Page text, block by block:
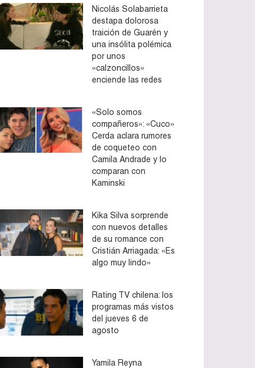
Nicolás Solabarrieta
destapa dolorosa
traición de Guarén y
una insólita polémica
por unos
«calzoncillos»
enciende las redes
«Solo somos
compañeros»: «Cuco»
Cerda aclara rumores
de coqueteo con
Camila Andrade y lo
comparan con
Kaminski
Kika Silva sorprende
con nuevos detalles
de su romance con
Cristián Arriagada: «Es
algo muy lindo»
Rating TV chilena: los
programas más vistos
del jueves 6 de
agosto
Yamila Reyna